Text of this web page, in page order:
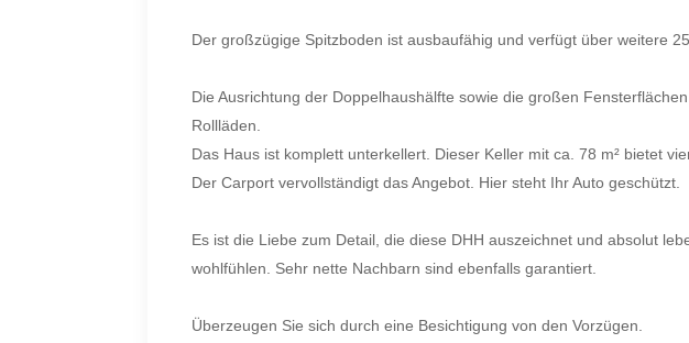
Der großzügige Spitzboden ist ausbaufähig und verfügt über weitere 25
Die Ausrichtung der Doppelhaushälfte sowie die großen
Rollläden.
Das Haus ist komplett unterkellert. Dieser Keller mit ca. 78 m² bietet
Der Carport vervollständigt das Angebot. Hier steht Ihr Auto geschützt.
Es ist die Liebe zum Detail, die diese DHH auszeichnet und absolut
wohlfühlen. Sehr nette Nachbarn sind ebenfalls garantiert.
Überzeugen Sie sich durch eine Besichtigung von den Vorzügen.